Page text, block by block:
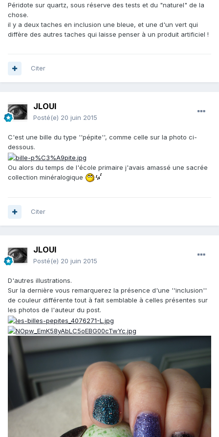
Péridote sur quartz, sous réserve des tests et du "naturel" de la
chose.
il y a deux taches en inclusion une bleue, et une d'un vert qui
diffère des autres taches qui laisse penser à un produit artificiel !
Citer
JLOUI
Posté(e) 20 juin 2015
C'est une bille du type ''pépite'', comme celle sur la photo ci-
dessous.
Ou alors du temps de l'école primaire j'avais amassé une sacrée
collection minéralogique
Citer
JLOUI
Posté(e) 20 juin 2015
D'autres illustrations.
Sur la dernière vous remarquerez la présence d'une ''inclusion''
de couleur différente tout à fait semblable à celles présentes sur
les photos de l'auteur du post.